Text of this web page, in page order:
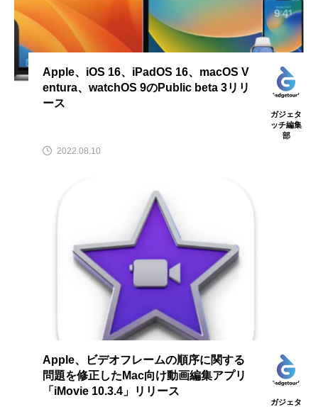
Apple、iOS 16、iPadOS 16、macOS V
entura、watchOS 9のPublic beta 3リリ
ース
ガジェタ
ッチ編集
部
2022.08.10
Apple、ビデオフレームの順序に関する
問題を修正したMac向け動画編集アプリ
「iMovie 10.3.4」リリース
ガジェタ